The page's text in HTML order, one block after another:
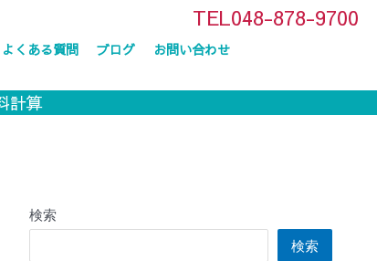
TEL048-878-9700
よくある質問 ブログ お問い合わせ
計算
検索
検索